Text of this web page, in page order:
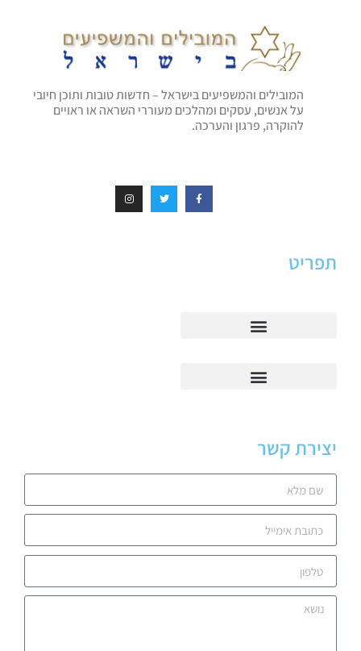
המובילים והמשפיעים בישראל – חדשות טובות ותוכן חיובי
על אנשים, עסקים ומהלכים מעוררי השראה או ראויים
להוקרה, פרגון והערכה.
תפריט
יצירת קשר